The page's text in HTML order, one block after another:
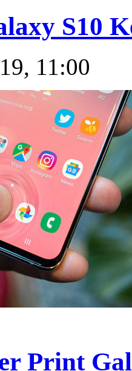
S10
11:00
Print